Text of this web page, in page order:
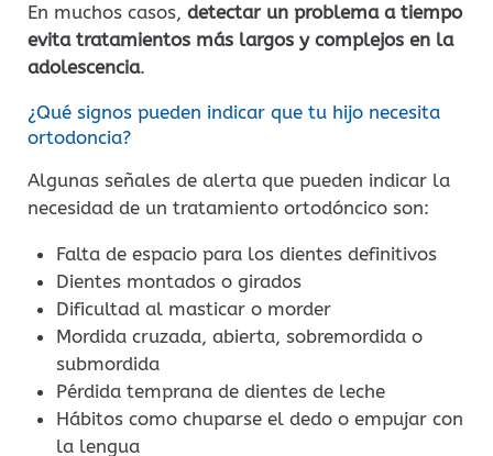
En muchos casos, detectar un problema a tiempo
evita tratamientos más largos y complejos en la
adolescencia.
¿Qué signos pueden indicar que tu hijo necesita
ortodoncia?
Algunas señales de alerta que pueden indicar la
necesidad de un tratamiento ortodóncico son:
Falta de espacio para los dientes definitivos
Dientes montados o girados
Dificultad al masticar o morder
Mordida cruzada, abierta, sobremordida o
submordida
Pérdida temprana de dientes de leche
Hábitos como chuparse el dedo o empujar con
la lengua